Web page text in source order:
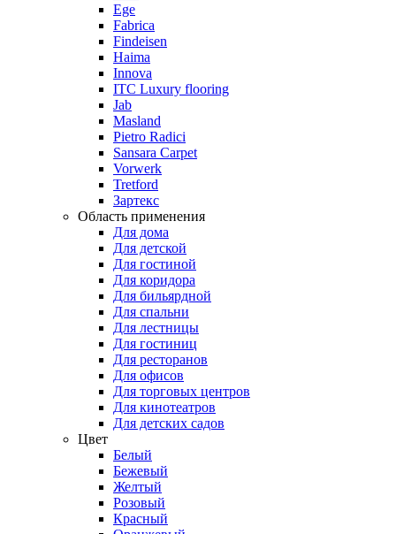
Ege
Fabrica
Findeisen
Haima
Innova
ITC Luxury flooring
Jab
Masland
Pietro Radici
Sansara Carpet
Vorwerk
Tretford
Зартекс
Область применения
Для дома
Для детской
Для гостиной
Для коридора
Для бильярдной
Для спальни
Для лестницы
Для гостиниц
Для ресторанов
Для офисов
Для торговых центров
Для кинотеатров
Для детских садов
Цвет
Белый
Бежевый
Желтый
Розовый
Красный